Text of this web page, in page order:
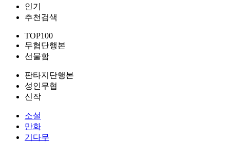
인기
추천검색
TOP100
무협단행본
선물함
판타지단행본
성인무협
신작
소설
만화
기다무